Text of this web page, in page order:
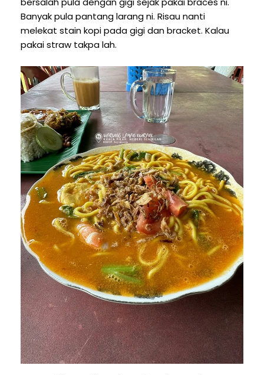
Banyak pula pantang larang ni. Risau nanti
melekat stain kopi pada gigi dan bracket. Kalau
pakai straw takpa lah.